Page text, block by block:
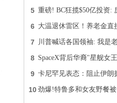
5 重磅! BC狂揽$50亿投资:
6 大温退休雷区！养老金直
7 川普喊话各国领袖: 我是
8 SpaceX背后华裔"星舰女
9 卡尼罕见表态：阻止伊朗
10 劲爆!特鲁多和女友野餐